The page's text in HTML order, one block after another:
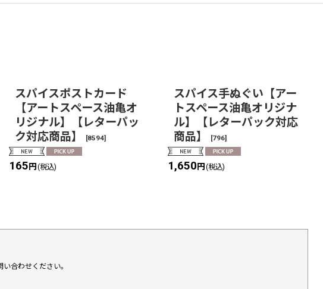
スパイスポストカード
【アートスペース油亀オ
リジナル】【レターパッ
ク対応商品】
[8594]
165円 (税込)
スパイス手ぬぐい【アー
トスペース油亀オリジナ
ル】【レターパック対応
商品】
[796]
1,650円 (税込)
合わせください。